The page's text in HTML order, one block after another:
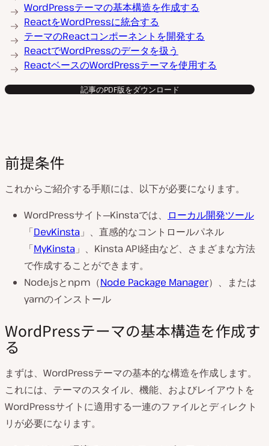
WordPressテーマの基本構造を作成する
ReactをWordPressに統合する
テーマのReactコンポーネントを開発する
ReactでWordPressのデータを扱う
ReactベースのWordPressテーマを使用する
記事のPDF版をダウンロード
前提条件
これからご紹介する手順には、以下が必要になります。
WordPressサイト─Kinstaでは、
ローカル開発ツール
「DevKinsta 」、直感的なコントロールパネル
「MyKinsta 」、Kinsta API経由など、さまざまな方法
で作成することができます。
Node.jsとnpm（Node Package Manager）、または
yarnのインストール
WordPressテーマの基本構造を作成す
る
まずは、WordPressテーマの基本的な構造を作成します。
これには、テーマのスタイル、機能、およびレイアウトを
WordPressサイトに適用する一連のファイルとディレクト
リが必要になります。